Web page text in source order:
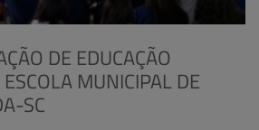
DE EDUCAÇÃO
MUNICIPAL DE
SC